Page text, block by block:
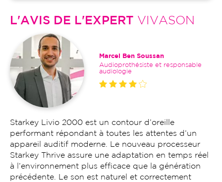
L'AVIS DE L'EXPERT VIVASON
Marcel Ben Soussan
Audioprothésiste et responsable
audiologie
Starkey Livio 2000 est un contour d’oreille
performant répondant à toutes les attentes d’un
appareil auditif moderne. Le nouveau processeur
Starkey Thrive assure une adaptation en temps réel
à l’environnement plus efficace que la génération
précédente. Le son est naturel et correctement